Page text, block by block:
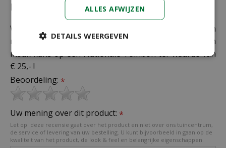
licht"
Wij zijn benieuwd naar uw mening! Schrijf een
recensie over het artikel"Kussen 45x45 cm licht"
en
maak kans op een Nationale Tuinbon ter waarde van
€ 25,- !
Beoordeling: *
Uw mening over dit product: *
Let op: deze recensie gaat over het product en niet over ons tuincentrum,
de service of levering van uw bestelling. U kunt bijvoorbeeld in gaan op de
kwaliteit van het product, de look & feel en belangrijke eigenschappen.
ALLES AFWIJZEN
DETAILS WEERGEVEN